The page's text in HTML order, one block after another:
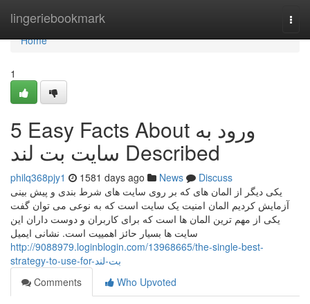
lingeriebookmark
Home
Home
1
5 Easy Facts About ورود به
سایت بت لند Described
philq368pjy1 1581 days ago News
Discuss
یکی دیگر از المان های که بر روی سایت های شرط بندی و پیش بینی
آزمایش کردیم المان امنیت یک سایت است که به نوعی می توان گفت
یکی از مهم ترین المان ها است که برای کاربران و دوست داران این
سایت ها بسیار حائز اهمییت است. نشانی ایمیل
http://9088979.loginblogin.com/13968665/the-single-best-
strategy-to-use-for-بت-لند
Comments
Who Upvoted